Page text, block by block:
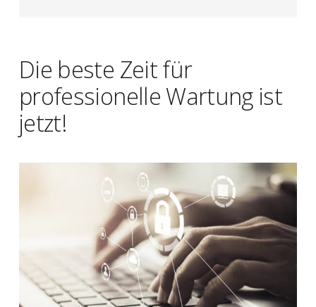
Die beste Zeit für
professionelle Wartung ist
jetzt!